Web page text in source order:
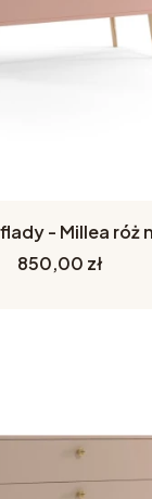
- Millea róż
Cena
850,00 zł